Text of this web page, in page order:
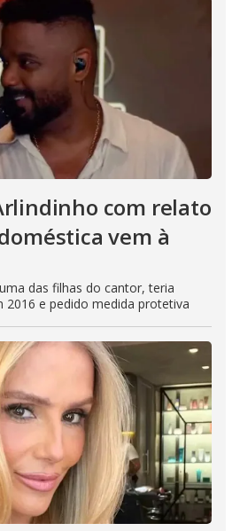
com relato
vem à
das filhas do cantor, teria
2016 e pedido medida protetiva